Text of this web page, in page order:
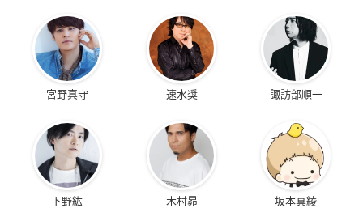
宮野真守 速水奨 諏訪部順一
下野紘 木村昴 坂本真綾